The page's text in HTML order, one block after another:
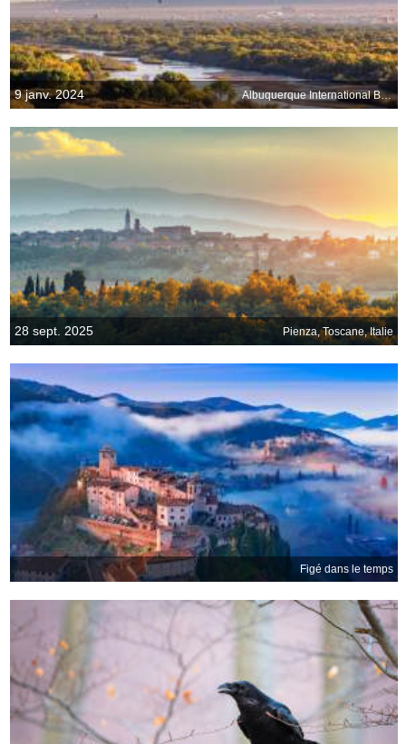
9 janv. 2024 Albuquerque International Balloon Fiesta, États-Unis
28 sept. 2025 Pienza, Toscane, Italie
Figé dans le temps